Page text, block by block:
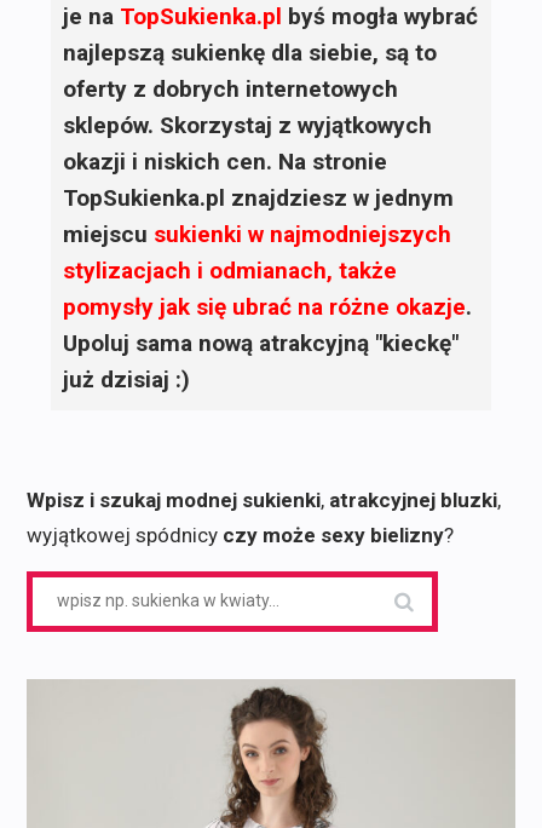
je na TopSukienka.pl byś mogła wybrać
najlepszą sukienkę dla siebie, są to
oferty z dobrych internetowych
sklepów. Skorzystaj z wyjątkowych
okazji i niskich cen. Na stronie
TopSukienka.pl znajdziesz w jednym
miejscu sukienki w najmodniejszych
stylizacjach i odmianach, także
pomysły jak się ubrać na różne okazje.
Upoluj sama nową atrakcyjną "kieckę"
już dzisiaj :)
Wpisz i szukaj modnej sukienki, atrakcyjnej bluzki,
wyjątkowej spódnicy czy może sexy bielizny?